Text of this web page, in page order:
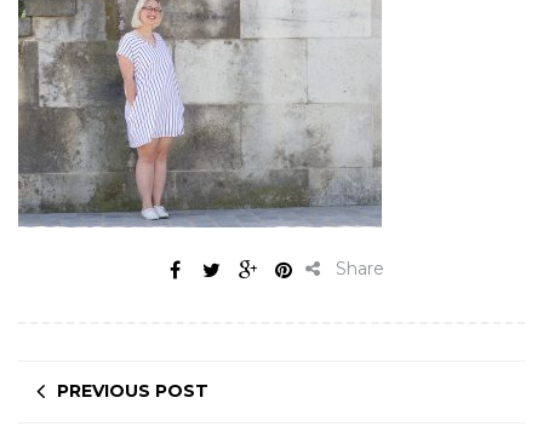
Share
PREVIOUS POST